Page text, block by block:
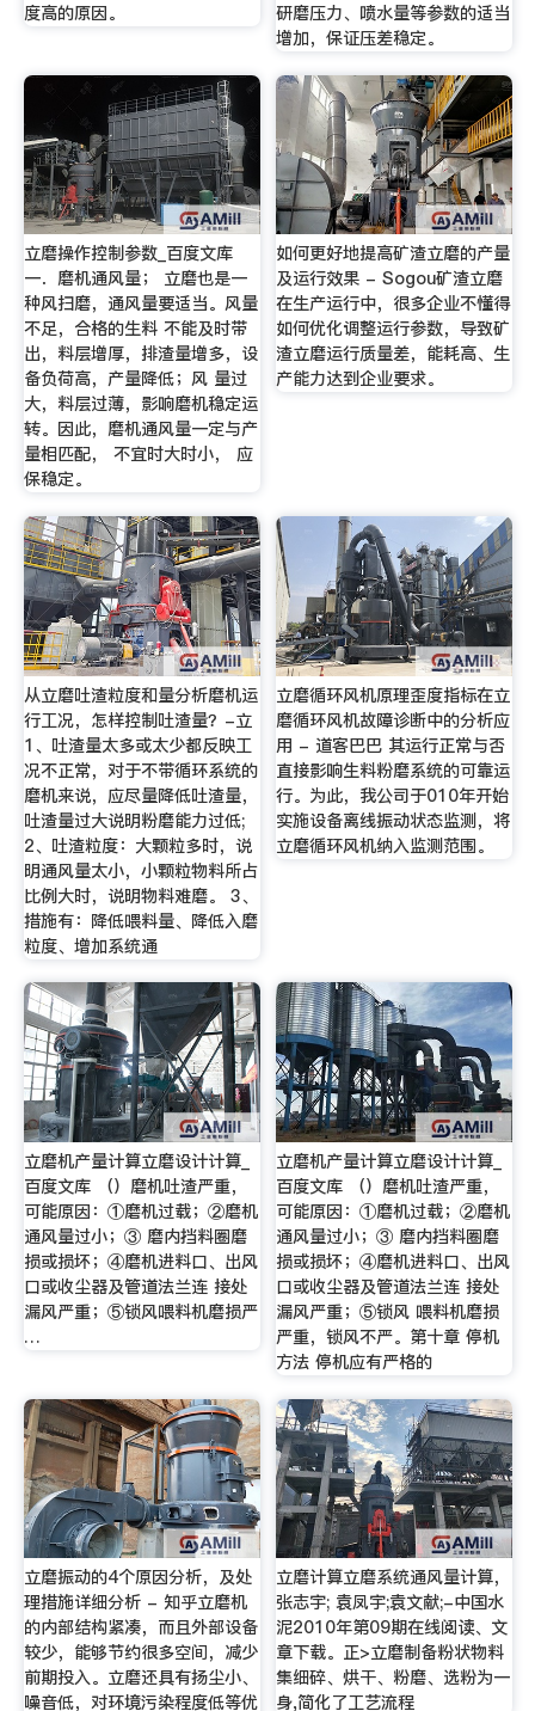
度高的原因。
研磨压力、喷水量等参数的适当
增加，保证压差稳定。
立磨操作控制参数_百度文库
一．磨机通风量； 立磨也是一
种风扫磨，通风量要适当。风量
不足，合格的生料 不能及时带
出，料层增厚，排渣量增多，设
备负荷高，产量降低；风 量过
大，料层过薄，影响磨机稳定运
转。因此，磨机通风量一定与产
量相匹配， 不宜时大时小， 应
保稳定。
如何更好地提高矿渣立磨的产量
及运行效果 - Sogou矿渣立磨
在生产运行中，很多企业不懂得
如何优化调整运行参数，导致矿
渣立磨运行质量差，能耗高、生
产能力达到企业要求。
从立磨吐渣粒度和量分析磨机运
行工况，怎样控制吐渣量？-立
1、吐渣量太多或太少都反映工
况不正常，对于不带循环系统的
磨机来说，应尽量降低吐渣量，
吐渣量过大说明粉磨能力过低;
2、吐渣粒度：大颗粒多时，说
明通风量太小，小颗粒物料所占
比例大时，说明物料难磨。 3、
措施有：降低喂料量、降低入磨
粒度、增加系统通
立磨循环风机原理歪度指标在立
磨循环风机故障诊断中的分析应
用 - 道客巴巴 其运行正常与否
直接影响生料粉磨系统的可靠运
行。为此，我公司于010年开始
实施设备离线振动状态监测，将
立磨循环风机纳入监测范围。
立磨机产量计算立磨设计计算_
百度文库 （）磨机吐渣严重，
可能原因：①磨机过载；②磨机
通风量过小；③ 磨内挡料圈磨
损或损坏；④磨机进料口、出风
口或收尘器及管道法兰连 接处
漏风严重；⑤锁风喂料机磨损严
…
立磨机产量计算立磨设计计算_
百度文库 （）磨机吐渣严重，
可能原因：①磨机过载；②磨机
通风量过小；③ 磨内挡料圈磨
损或损坏；④磨机进料口、出风
口或收尘器及管道法兰连 接处
漏风严重；⑤锁风 喂料机磨损
严重，锁风不严。第十章 停机
方法 停机应有严格的
立磨振动的4个原因分析，及处
理措施详细分析 - 知乎立磨机
的内部结构紧凑，而且外部设备
较少，能够节约很多空间，减少
前期投入。立磨还具有扬尘小、
噪音低，对环境污染程度低等优
立磨计算立磨系统通风量计算，
张志宇; 袁凤宇;袁文献;-中国水
泥2010年第09期在线阅读、文
章下载。正>立磨制备粉状物料
集细碎、烘干、粉磨、选粉为一
身,简化了工艺流程